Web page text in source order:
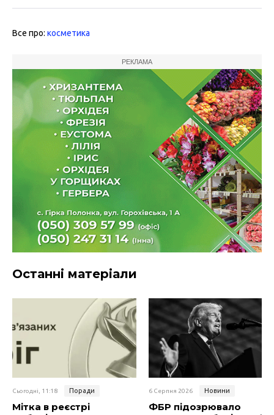
Все про: косметика
РЕКЛАМА
Останні матеріали
Сьогодні, 11:18 Поради
Мітка в реєстрі
6 Серпня 2026 Новини
ФБР підозрювало